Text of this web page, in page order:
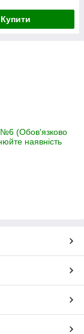
Купити
(Обов'язково
наявність